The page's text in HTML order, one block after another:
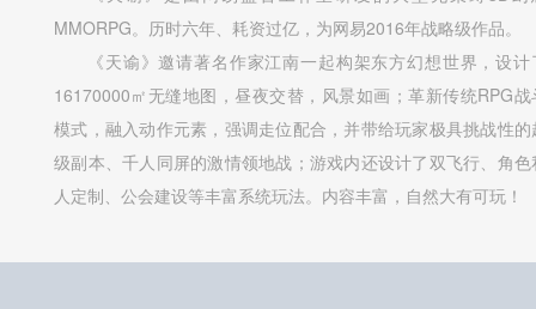
MMORPG。历时六年、耗资过亿，为网易2016年战略级作品。
《天谕》邀请著名作家江南一起构架东方幻想世界，设计
16170000㎡无缝地图，昼夜交替，风景如画；革新传统RPG战
模式，融入动作元素，强调走位配合，并带给玩家极具挑战性的
级副本、千人同屏的激情领地战；游戏内还设计了双飞行、角色
人定制、公会建设等丰富系统玩法。内容丰富，自然大有可玩！